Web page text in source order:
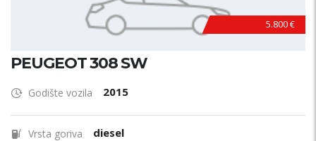
5.800 €
PEUGEOT 308 SW
Godište vozila 2015
Vrsta goriva diesel